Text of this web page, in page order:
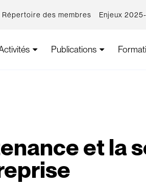
Répertoire des membres Enjeux
Publications
et la